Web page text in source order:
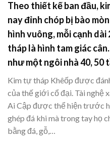
Theo thiết kế ban đầu,
nay đỉnh chóp bị bào
hình vuông, mỗi cạnh dài
tháp là hình tam giác
như một ngôi nhà 40, 50
Kim tự tháp Khêốp được
của thế giới cổ đại. Tài nghệ
Ai Cập được thể hiện trước
ghép đá khi mà trong tay họ
bằng đá, gỗ,…